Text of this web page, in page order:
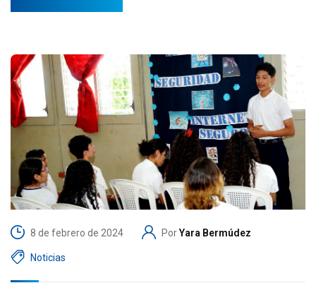
8 de febrero de 2024 PorYara Bermúdez
Noticias